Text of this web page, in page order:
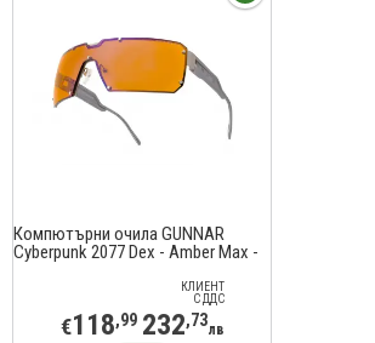
Компютърни очила GUNNAR
Cyberpunk 2077 Dex - Amber Max -
КЛИЕНТ
С ДДС
€118,99 232,73лв